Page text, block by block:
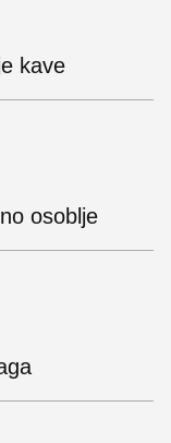
kave
osoblje